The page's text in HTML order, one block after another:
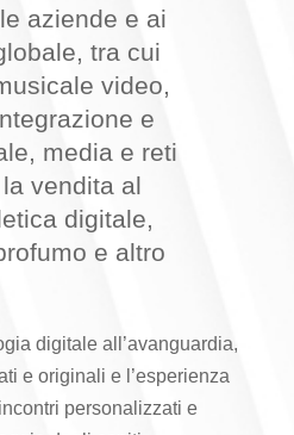
aziende e ai
tra cui
video,
e
media e reti
vendita al
digitale,
e altro
digitale all’avanguardia,
e originali e l’esperienza
personalizzati e